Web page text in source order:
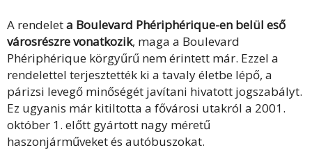
A rendeleta Boulevard Phériphérique-en belül eső
városrészre vonatkozik, maga a Boulevard
Phériphérique körgyűrű nem érintett már. Ezzel a
rendelettel terjesztették ki a tavaly életbe lépő, a
párizsi levegő minőségét javítani hivatott jogszabályt.
Ez ugyanis már kitiltotta a fővárosi utakról a 2001.
október 1. előtt gyártott nagy méretű
haszonjárműveket és autóbuszokat.